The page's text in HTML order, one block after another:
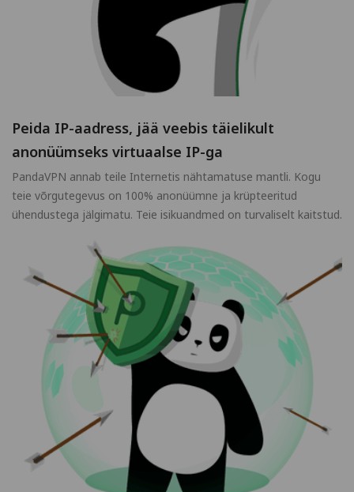
Peida IP-aadress, jää veebis täielikult
anonüümseks virtuaalse IP-ga
PandaVPN annab teile Internetis nähtamatuse mantli. Kogu
teie võrgutegevus on 100% anonüümne ja krüpteeritud
ühendustega jälgimatu. Teie isikuandmed on turvaliselt kaitstud.